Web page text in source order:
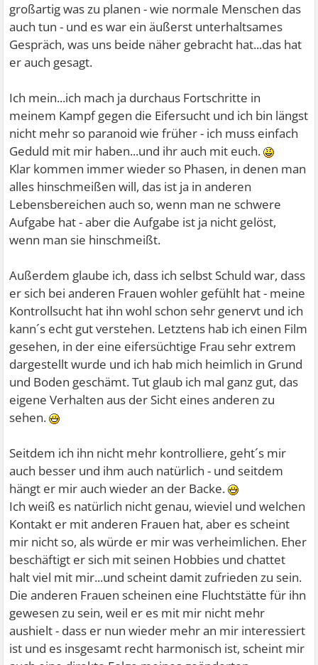
großartig was zu planen - wie normale Menschen das
auch tun - und es war ein äußerst unterhaltsames
Gespräch, was uns beide näher gebracht hat...das hat
er auch gesagt.
Ich mein...ich mach ja durchaus Fortschritte in
meinem Kampf gegen die Eifersucht und ich bin längst
nicht mehr so paranoid wie früher - ich muss einfach
Geduld mit mir haben...und ihr auch mit euch.
Klar kommen immer wieder so Phasen, in denen man
alles hinschmeißen will, das ist ja in anderen
Lebensbereichen auch so, wenn man ne schwere
Aufgabe hat - aber die Aufgabe ist ja nicht gelöst,
wenn man sie hinschmeißt.
Außerdem glaube ich, dass ich selbst Schuld war, dass
er sich bei anderen Frauen wohler gefühlt hat - meine
Kontrollsucht hat ihn wohl schon sehr genervt und ich
kann´s echt gut verstehen. Letztens hab ich einen Film
gesehen, in der eine eifersüchtige Frau sehr extrem
dargestellt wurde und ich hab mich heimlich in Grund
und Boden geschämt. Tut glaub ich mal ganz gut, das
eigene Verhalten aus der Sicht eines anderen zu
sehen.
Seitdem ich ihn nicht mehr kontrolliere, geht´s mir
auch besser und ihm auch natürlich - und seitdem
hängt er mir auch wieder an der Backe.
Ich weiß es natürlich nicht genau, wieviel und welchen
Kontakt er mit anderen Frauen hat, aber es scheint
mir nicht so, als würde er mir was verheimlichen. Eher
beschäftigt er sich mit seinen Hobbies und chattet
halt viel mit mir...und scheint damit zufrieden zu sein.
Die anderen Frauen scheinen eine Fluchtstätte für ihn
gewesen zu sein, weil er es mit mir nicht mehr
aushielt - dass er nun wieder mehr an mir interessiert
ist und es insgesamt recht harmonisch ist, scheint mir